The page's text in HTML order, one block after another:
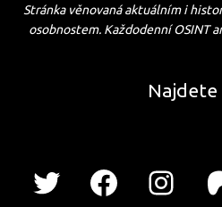
Stránka věnovaná aktuálním i
osobnostem. Každodenní OSINT
Najdete